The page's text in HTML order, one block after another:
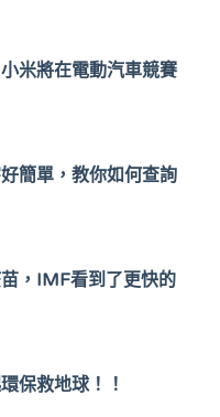
米將在電動汽車競賽
簡單，教你如何查詢
，IMF看到了更快的
保救地球！！